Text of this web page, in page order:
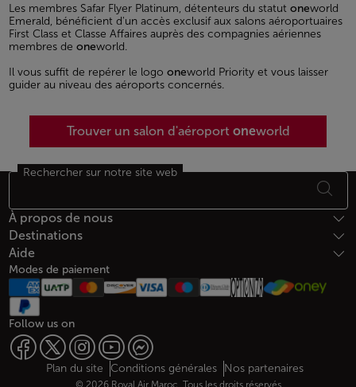
Les membres Safar Flyer Platinum, détenteurs du statut oneworld
Emerald, bénéficient d'un accès exclusif aux salons aéroportuaires
First Class et Classe Affaires auprès des compagnies aériennes
membres de oneworld.
Il vous suffit de repérer le logo oneworld Priority et vous laisser
guider au niveau des aéroports concernés.
Trouver un salon d'aéroport oneworld
Bas de page Plan du site
Rechercher sur notre site web
À propos de nous
Destinations
Aide
Modes de paiement
Follow us on
Web map links
$Title.getData()
Plan du site Conditions générales Nos partenaires
© 2026 Royal Air Maroc. Tous les droits réservés